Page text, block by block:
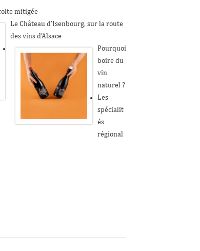
mitigée
Le Château d’Isenbourg, sur la route
des vins d’Alsace
Pourquoi
boire du
vin
naturel ?
Les
spécialit
és
régional